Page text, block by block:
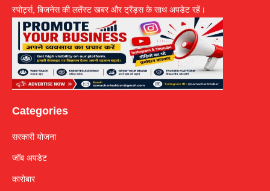
स्पोर्ट्स, बिजनेस की लतेंस्ट खबर और ट्रेंड्स के साथ अपडेट रहें।
Categories
सरकारी योजना
जॉब अपडेट
कारोबार